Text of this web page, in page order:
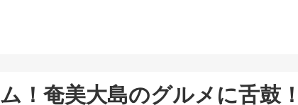
！奄美大島のグルメに舌鼓